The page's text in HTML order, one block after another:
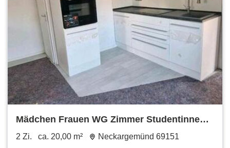
Mädchen Frauen WG Zimmer Studentinnen
Wohnung Mieten
2 Zi. ca. 20,00 m² Neckargemünd 69151